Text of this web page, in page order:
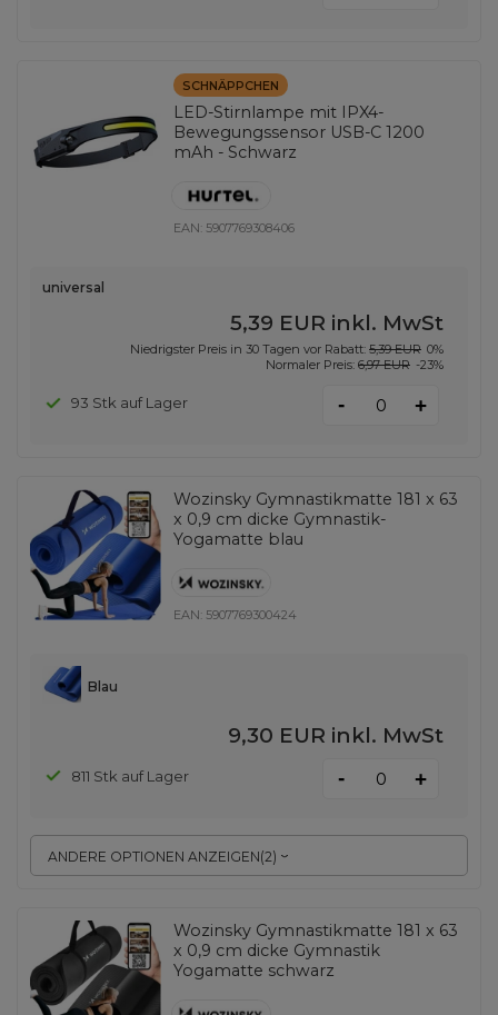
SCHNÄPPCHEN
LED-Stirnlampe mit IPX4-
Bewegungssensor USB-C 1200
mAh - Schwarz
EAN: 5907769308406
universal
5,39 EUR inkl. MwSt
Niedrigster Preis in 30 Tagen vor Rabatt: 5,39 EUR 0%
Normaler Preis: 6,97 EUR -23%
93 Stk auf Lager - +
Wozinsky Gymnastikmatte 181 x 63
x 0,9 cm dicke Gymnastik-
Yogamatte blau
EAN: 5907769300424
ANDERE OPTIONEN ANZEIGEN(2)
Blau
9,30 EUR inkl. MwSt
811 Stk auf Lager - +
Wozinsky Gymnastikmatte 181 x 63
x 0,9 cm dicke Gymnastik
Yogamatte schwarz